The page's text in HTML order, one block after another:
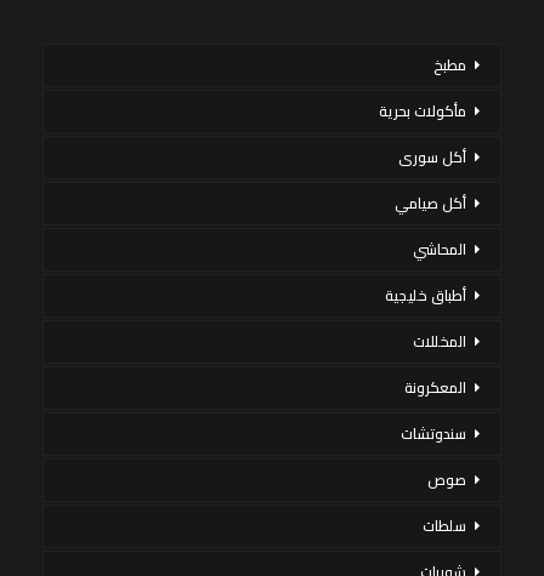
مطبخ
مأكولات بحرية
أكل سورى
أكل صيامي
المحاشي
أطباق خليجية
المخللات
المعكرونة
سندوتشات
صوص
سلطات